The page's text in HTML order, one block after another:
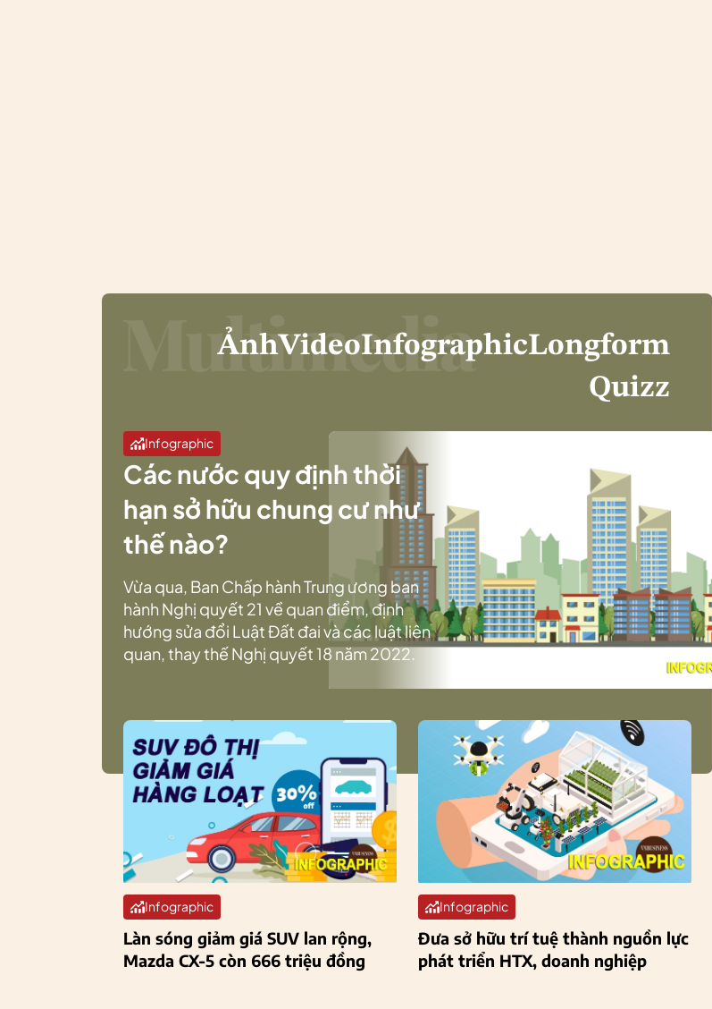
ẢnhVideoInfographicLongform
Quizz
Infographic
Các nước quy định thời
hạn sở hữu chung cư như
thế nào?
Vừa qua, Ban Chấp hành Trung ương ban
hành Nghị quyết 21 về quan điểm, định
hướng sửa đổi Luật Đất đai và các luật liên
quan, thay thế Nghị quyết 18 năm 2022.
Infographic
Làn sóng giảm giá SUV lan rộng,
Mazda CX-5 còn 666 triệu đồng
Infographic
Đưa sở hữu trí tuệ thành nguồn lực
phát triển HTX, doanh nghiệp